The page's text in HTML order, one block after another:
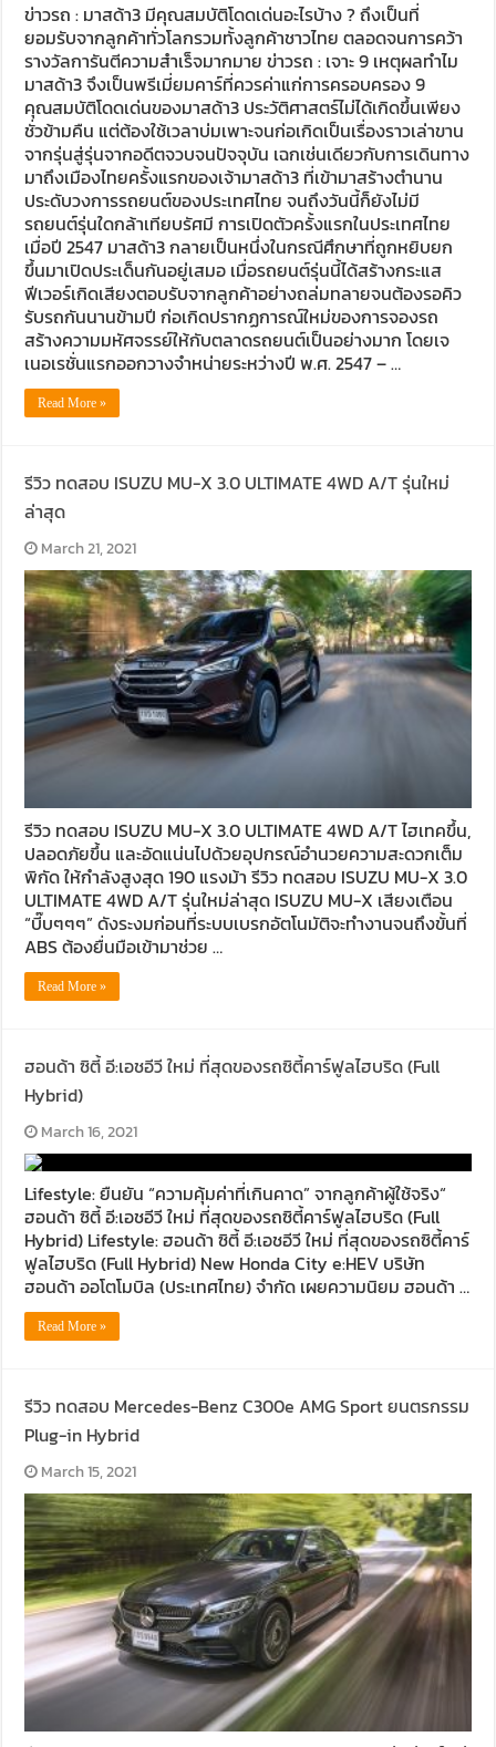
ข่าวรถ : มาสด้า3 มีคุณสมบัติโดดเด่นอะไรบ้าง ? ถึงเป็นที่
ยอมรับจากลูกค้าทั่วโลกรวมทั้งลูกค้าชาวไทย ตลอดจนการคว้า
รางวัลการันตีความสำเร็จมากมาย ข่าวรถ : เจาะ 9 เหตุผลทำไม
มาสด้า3 จึงเป็นพรีเมี่ยมคาร์ที่ควรค่าแก่การครอบครอง 9
คุณสมบัติโดดเด่นของมาสด้า3 ประวัติศาสตร์ไม่ได้เกิดขึ้นเพียง
ชั่วข้ามคืน แต่ต้องใช้เวลาบ่มเพาะจนก่อเกิดเป็นเรื่องราวเล่าขาน
จากรุ่นสู่รุ่นจากอดีตจวบจนปัจจุบัน เฉกเช่นเดียวกับการเดินทาง
มาถึงเมืองไทยครั้งแรกของเจ้ามาสด้า3 ที่เข้ามาสร้างตำนาน
ประดับวงการรถยนต์ของประเทศไทย จนถึงวันนี้ก็ยังไม่มี
รถยนต์รุ่นใดกล้าเทียบรัศมี การเปิดตัวครั้งแรกในประเทศไทย
เมื่อปี 2547 มาสด้า3 กลายเป็นหนึ่งในกรณีศึกษาที่ถูกหยิบยก
ขึ้นมาเปิดประเด็นกันอยู่เสมอ เมื่อรถยนต์รุ่นนี้ได้สร้างกระแส
ฟีเวอร์เกิดเสียงตอบรับจากลูกค้าอย่างถล่มทลายจนต้องรอคิว
รับรถกันนานข้ามปี ก่อเกิดปรากฏการณ์ใหม่ของการจองรถ
สร้างความมหัศจรรย์ให้กับตลาดรถยนต์เป็นอย่างมาก โดยเจ
เนอเรชั่นแรกออกวางจำหน่ายระหว่างปี พ.ศ. 2547 – …
Read More »
รีวิว ทดสอบ ISUZU MU-X 3.0 ULTIMATE 4WD A/T รุ่นใหม่
ล่าสุด
March 21, 2021
รีวิว ทดสอบ ISUZU MU-X 3.0 ULTIMATE 4WD A/T ไฮเทคขึ้น,
ปลอดภัยขึ้น และอัดแน่นไปด้วยอุปกรณ์อำนวยความสะดวกเต็ม
พิกัด ให้กำลังสูงสุด 190 แรงม้า รีวิว ทดสอบ ISUZU MU-X 3.0
ULTIMATE 4WD A/T รุ่นใหม่ล่าสุด ISUZU MU-X เสียงเตือน
“บี๊บๆๆๆ” ดังระงมก่อนที่ระบบเบรกอัตโนมัติจะทำงานจนถึงขั้นที่
ABS ต้องยื่นมือเข้ามาช่วย …
Read More »
ฮอนด้า ซิตี้ อี:เอชอีวี ใหม่ ที่สุดของรถซิตี้คาร์ฟูลไฮบริด (Full
Hybrid)
March 16, 2021
Lifestyle: ยืนยัน “ความคุ้มค่าที่เกินคาด” จากลูกค้าผู้ใช้จริง“
ฮอนด้า ซิตี้ อี:เอชอีวี ใหม่ ที่สุดของรถซิตี้คาร์ฟูลไฮบริด (Full
Hybrid) Lifestyle: ฮอนด้า ซิตี้ อี:เอชอีวี ใหม่ ที่สุดของรถซิตี้คาร์
ฟูลไฮบริด (Full Hybrid) New Honda City e:HEV บริษัท
ฮอนด้า ออโตโมบิล (ประเทศไทย) จำกัด เผยความนิยม ฮอนด้า …
Read More »
รีวิว ทดสอบ Mercedes-Benz C300e AMG Sport ยนตรกรรม
Plug-in Hybrid
March 15, 2021